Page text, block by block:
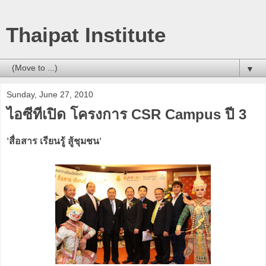
Thaipat Institute
▼
Sunday, June 27, 2010
ไอซีทีเปิด โครงการ CSR Campus ปี 3
'สื่อสาร เรียนรู้ สู้ชุมชน'